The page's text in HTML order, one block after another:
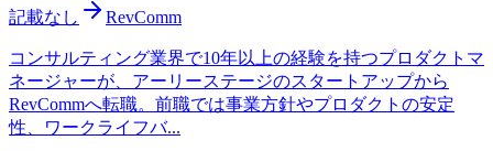
記載なし
RevComm
コンサルティング業界で10年以上の経験を持つプロダクトマ
ネージャーが、アーリーステージのスタートアップから
RevCommへ転職。前職では事業方針やプロダクトの安定
性、ワークライフバ...